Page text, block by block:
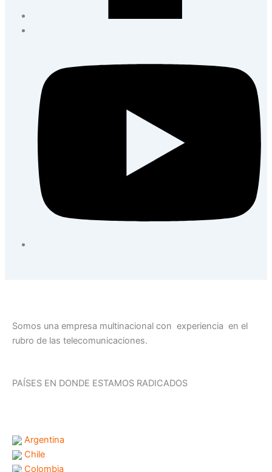
Somos una empresa multinacional con experiencia en el
rubro de las telecomunicaciones.
PAÍSES EN DONDE ESTAMOS RADICADOS
Argentina
Chile
Colombia